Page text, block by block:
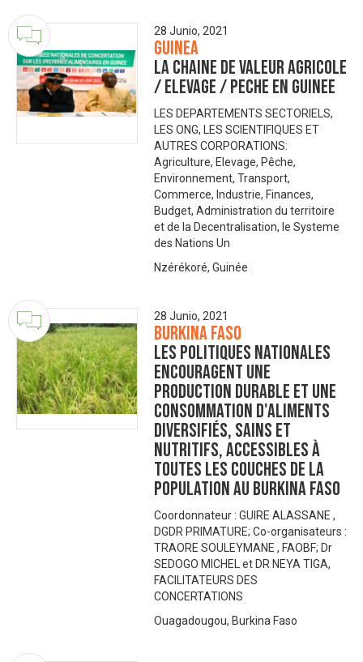
28 Junio, 2021
Guinea
LA CHAINE DE VALEUR AGRICOLE
/ ELEVAGE / PECHE EN GUINEE
LES DEPARTEMENTS SECTORIELS,
LES ONG, LES SCIENTIFIQUES ET
AUTRES CORPORATIONS:
Agriculture, Elevage, Pêche,
Environnement, Transport,
Commerce, Industrie, Finances,
Budget, Administration du territoire
et de la Decentralisation, le Systeme
des Nations Un
Nzérékoré, Guinée
28 Junio, 2021
Burkina Faso
Les politiques nationales
encouragent une
production durable et une
consommation d'aliments
diversifiés, sains et
nutritifs, accessibles à
toutes les couches de la
population au Burkina Faso
Coordonnateur : GUIRE ALASSANE ,
DGDR PRIMATURE; Co-organisateurs :
TRAORE SOULEYMANE , FAOBF; Dr
SEDOGO MICHEL et DR NEYA TIGA,
FACILITATEURS DES
CONCERTATIONS
Ouagadougou, Burkina Faso